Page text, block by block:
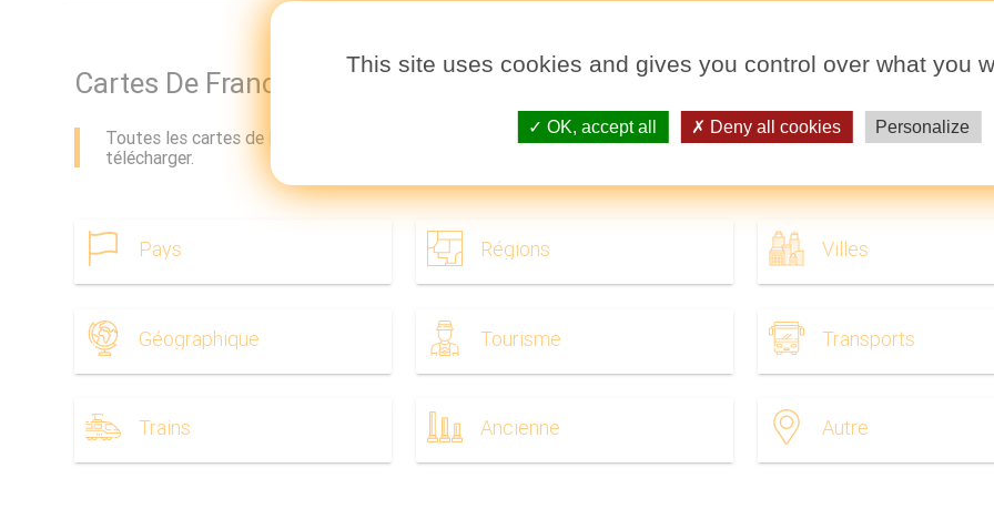
Cartes De France
Toutes les cartes de la France. Les cartes de la France à télécharger. Les cartes de la France à l'impression. Cartes
télécharger.
Pays Régions Villes
Géographique Tourisme Transports
Trains Ancienne Autre
This site uses cookies and gives you control over what you
OK, accept all Deny all cookies Personalize